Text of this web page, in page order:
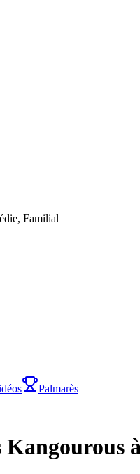
Familial
Palmarès
Kangourous